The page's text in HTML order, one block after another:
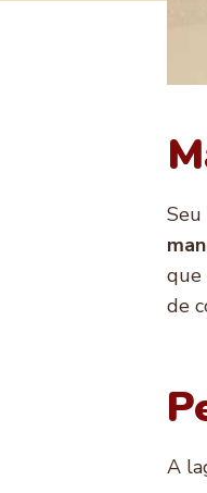
que
de
A